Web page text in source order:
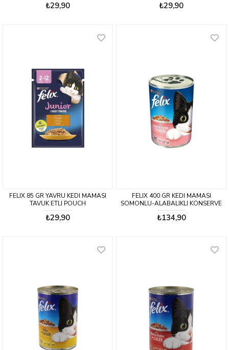
₺29,90 ₺29,90
FELIX 85 GR YAVRU KEDI MAMASI
TAVUK ETLI POUCH
₺29,90
FELIX 400 GR KEDI MAMASI
SOMONLU-ALABALIKLI KONSERVE
₺134,90